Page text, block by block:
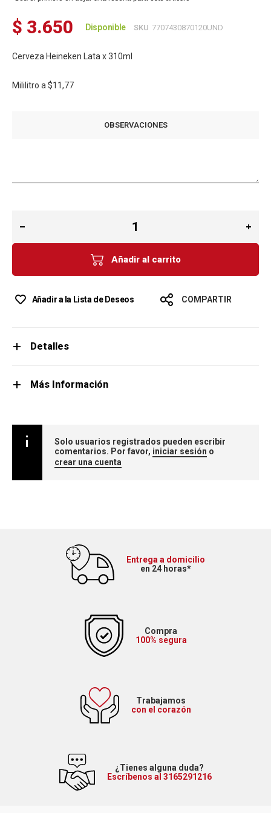
$ 3.650 Disponible SKU 7707430870120UND
Cerveza Heineken Lata x 310ml
Mililitro a $11,77
OBSERVACIONES
Añadir al carrito
Añadir a la Lista de Deseos COMPARTIR
Detalles
Más Información
Solo usuarios registrados pueden escribir
comentarios. Por favor, iniciar sesión o
crear una cuenta
Entrega a domicilio
en 24 horas*
Compra
100% segura
Trabajamos
con el corazón
¿Tienes alguna duda?
Escríbenos al 3165291216